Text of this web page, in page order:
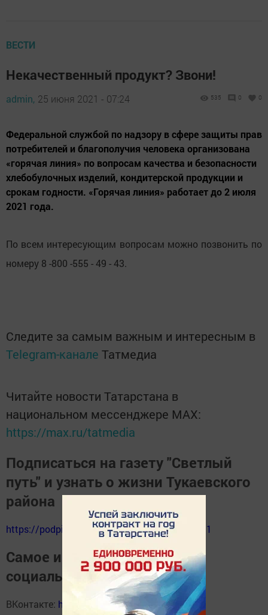
ВЕСТИ
Некачественный продукт? Звони!
admin, 25 июня 2021 - 07:24 535 0 0
Федеральной службой по надзору в сфере защиты прав
потребителей и благополучия человека организована
«горячая линия» по вопросам качества и безопасности
хлебобулочных изделий, кондитерской продукции и
срокам годности. «Горячая линия» работает до 2 июля
2021 года.
По всем интересующим вопросам можно позвонить по
номеру 8 -800 -555 - 49 - 43.
Следите за самым важным и интересным в
Telegram-канале Татмедиа
Читайте новости Татарстана в
национальном мессенджере MАХ:
https://max.ru/tatmedia
Подписаться на газету "Светлый
путь" и узнать о жизни Тукаевского
района
https://podpiska.pochta.ru/press/%D0%9F9511
Самое интересное в наших
социальных сетях
ВКонтакте: https://vk.com/svetliput